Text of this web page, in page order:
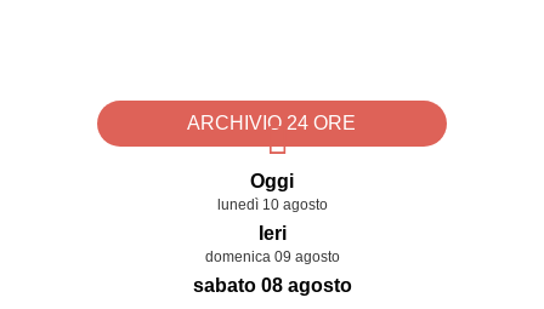
ARCHIVIO 24 ORE
Oggi
lunedì 10 agosto
Ieri
domenica 09 agosto
sabato 08 agosto